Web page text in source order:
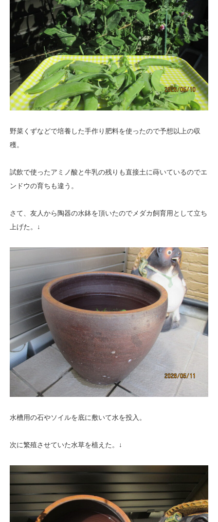
野菜くずなどで培養した手作り肥料を使ったので予想以上の収
穫。
試飲で使ったアミノ酸と牛乳の残りも直接土に蒔いているのでエ
ンドウの育ちも違う。
さて、友人から陶器の水鉢を頂いたのでメダカ飼育用として立ち
上げた。↓
水槽用の石やソイルを底に敷いて水を投入。
次に繁殖させていた水草を植えた。↓